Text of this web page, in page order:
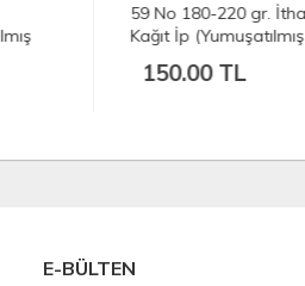
59 No 180-220 gr. İthal Sarılmış
Kağıt İp (Yumuşatılmış Kağıt İp) -
150.00 TL
E-BÜLTEN